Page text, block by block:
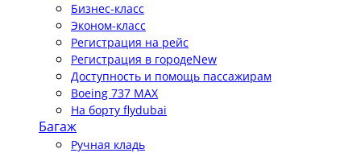
Бизнес-класс
Эконом-класс
Регистрация на рейс
Регистрация в городеNew
Доступность и помощь пассажирам
Boeing 737 MAX
На борту flydubai
Багаж
Ручная кладь